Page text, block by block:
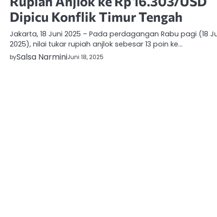
Dipicu Konflik Timur Tengah
Jakarta, 18 Juni 2025 – Pada perdagangan Rabu pagi (18
2025), nilai tukar rupiah anjlok sebesar 13 poin ke…
bySalsa NarminiJuni 18, 2025